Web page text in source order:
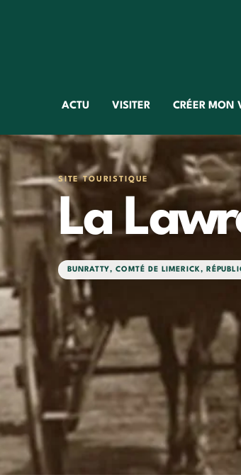
ACTU VISITER CRÉER MON
SITE TOURISTIQUE
La
BUNRATTY,COMTÉ DE LIMERICK,